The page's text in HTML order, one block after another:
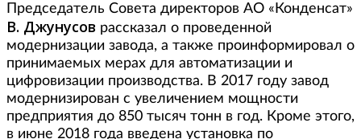
Председатель Совета директоров АО «Конденсат»
В. Джунусов рассказал о проведенной
модернизации завода, а также проинформировал о
принимаемых мерах для автоматизации и
цифровизации производства. В 2017 году завод
модернизирован с увеличением мощности
предприятия до 850 тысяч тонн в год. Кроме этого,
в июне 2018 года введена установка по